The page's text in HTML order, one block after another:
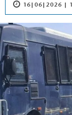
16|06|2026 |